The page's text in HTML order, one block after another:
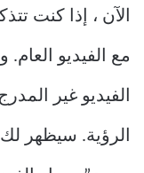
الآن ، إذا كنت
مع الفيديو
الفيديو غير
الرؤية. سيظهر لك